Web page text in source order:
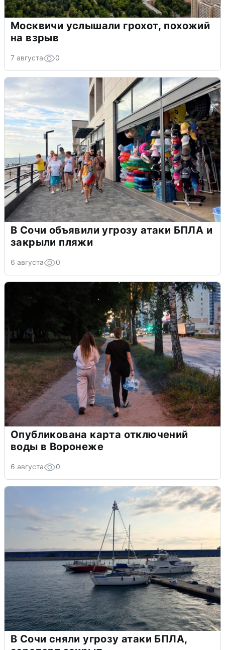
Москвичи услышали грохот, похожий
на взрыв
7 августа 0
В Сочи объявили угрозу атаки БПЛА и
закрыли пляжи
6 августа 0
Опубликована карта отключений
воды в Воронеже
6 августа 0
В Сочи сняли угрозу атаки БПЛА,